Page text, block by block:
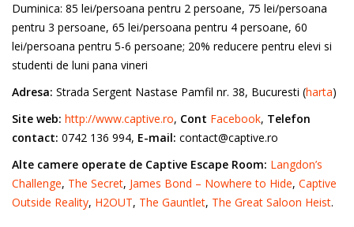
Duminica: 85 lei/persoana pentru 2 persoane, 75 lei/persoana
pentru 3 persoane, 65 lei/persoana pentru 4 persoane, 60
lei/persoana pentru 5-6 persoane; 20% reducere pentru elevi si
studenti de luni pana vineri
Adresa: Strada Sergent Nastase Pamfil nr. 38, Bucuresti (harta)
Site web: http://www.captive.ro, Cont Facebook, Telefon
contact: 0742 136 994, E-mail: contact@captive.ro
Alte camere operate de Captive Escape Room: Langdon’s
Challenge, The Secret, James Bond – Nowhere to Hide, Captive
Outside Reality, H2OUT, The Gauntlet, The Great Saloon Heist.